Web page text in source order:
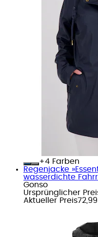
+
Farben
Regenjacke
wasserdichte
Gonso
Ursprünglicher
Aktueller Preis